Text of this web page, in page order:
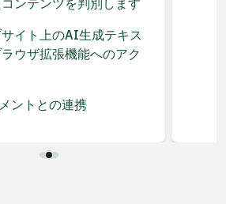
ンテンツを判別します
イト上のAI生成テキス
ウザ拡張機能へのアク
ントとの連携